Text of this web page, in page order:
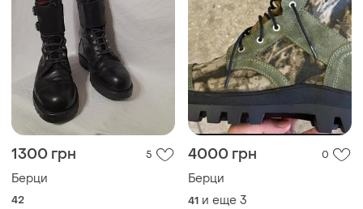
1300 грн 5
Берци
42
4000 грн 0
Берци
41 и еще 3